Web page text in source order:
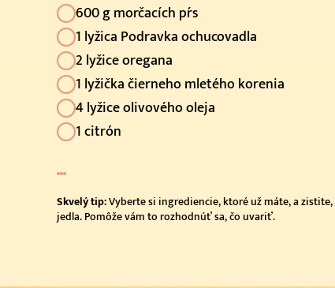
600 g morčacích pŕs
1 lyžica Podravka ochucovadla
2 lyžice oregana
1 lyžička čierneho mletého korenia
4 lyžice olivového oleja
1 citrón
Skvelý tip:Vyberte si ingrediencie, ktoré už máte, a
jedla. Pomôže vám to rozhodnúť sa, čo uvariť.